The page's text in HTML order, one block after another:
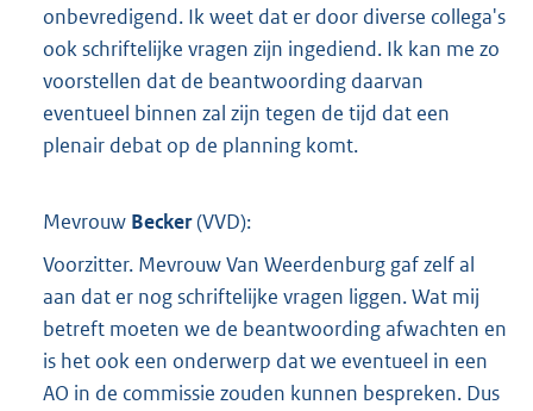
onbevredigend. Ik weet dat er door diverse collega's
ook schriftelijke vragen zijn ingediend. Ik kan me zo
voorstellen dat de beantwoording daarvan
eventueel binnen zal zijn tegen de tijd dat een
plenair debat op de planning komt.
Mevrouw Becker(VVD):
Voorzitter. Mevrouw Van Weerdenburg gaf zelf al
aan dat er nog schriftelijke vragen liggen. Wat mij
betreft moeten we de beantwoording afwachten en
is het ook een onderwerp dat we eventueel in een
AO in de commissie zouden kunnen bespreken. Dus